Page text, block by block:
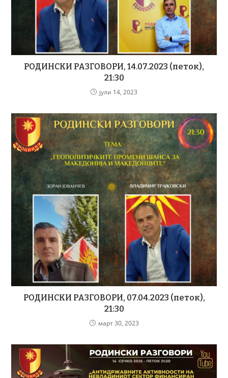
РОДИНСКИ РАЗГОВОРИ, 14.07.2023 (петок),
21:30
јули 14, 2023
РОДИНСКИ РАЗГОВОРИ, 07.04.2023 (петок),
21:30
март 30, 2023